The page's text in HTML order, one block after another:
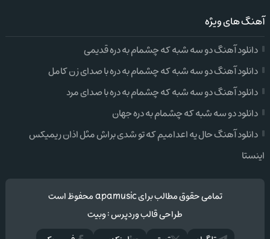
آهنگ های ویژه
دانلود آهنگ دو سه شبه که چشمام به دره قدیمی
دانلود آهنگ دو سه شبه که چشمام به دره با صدای زن کامل
دانلود آهنگ دو سه شبه که چشمام به دره با صدای مرد
دانلود دو سه شبه که چشمام به دره جهان
دانلود آهنگ حال یه اعدامیم که تو شدی براش مثل اذان ریمیکس
اینستا
تمامی حقوق مطالب برای apamusic محفوظ است
طراحی قالب وردپرس:وبیت